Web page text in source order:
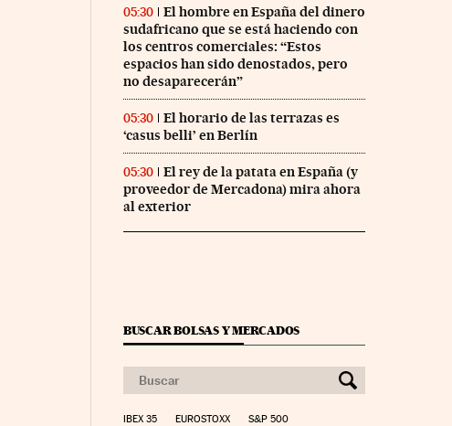
05:30
El hombre en España del dinero
sudafricano que se está haciendo con
los centros comerciales: “Estos
espacios han sido denostados, pero
no desaparecerán”
05:30
El horario de las terrazas es
‘casus belli’ en Berlín
05:30
El rey de la patata en España (y
proveedor de Mercadona) mira ahora
al exterior
BUSCAR BOLSAS Y MERCADOS
IBEX 35 EUROSTOXX S&P 500